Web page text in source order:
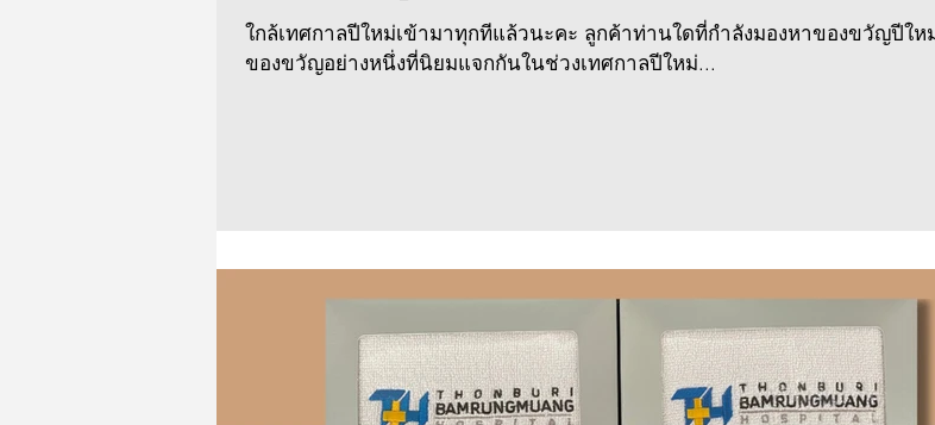
ใกล้เทศกาลปีใหม่เข้ามาทุกทีแล้วนะคะ ลูกค้าท่านใดที่กำลังมองหาของขวัญปีให
ของขวัญอย่างหนึ่งที่นิยมแจกกันในช่วงเทศกาลปีใหม่...